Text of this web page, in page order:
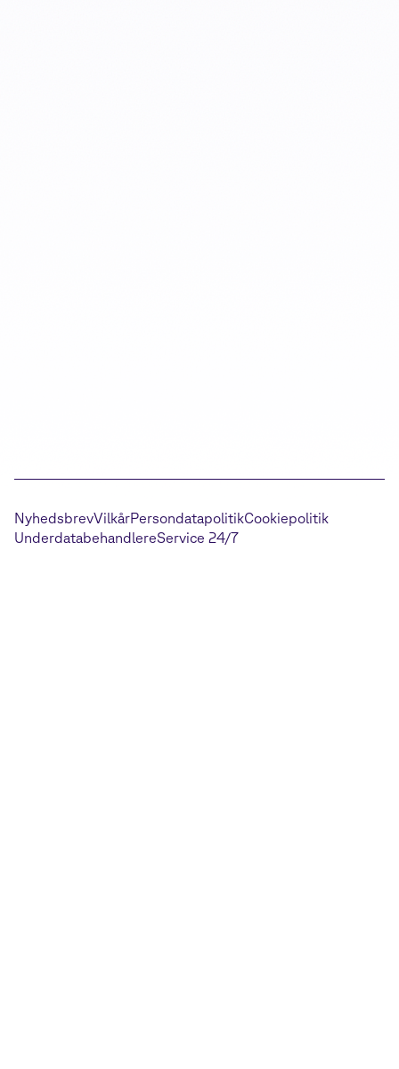
NyhedsbrevVilkårPersondatapolitikCookiepolitik
UnderdatabehandlereService 24/7